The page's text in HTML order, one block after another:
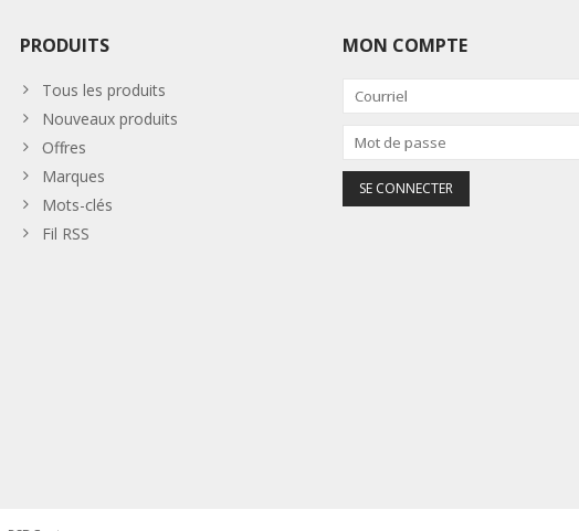
PRODUITS
Tous les produits
Nouveaux produits
Offres
Marques
Mots-clés
Fil RSS
MON COMPTE